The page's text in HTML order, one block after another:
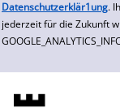
Datenschutzerklär1ung.
jederzeit für die Zukunft